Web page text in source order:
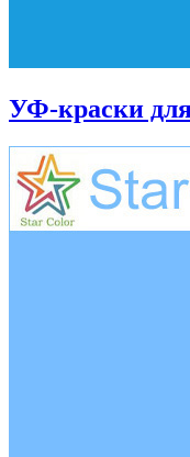
УФ-краски